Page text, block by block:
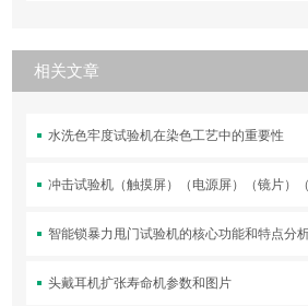
相关文章
水洗色牢度试验机在染色工艺中的重要性
智能锁暴力甩门试验机的核心功能和特点分
头戴耳机扩张寿命机参数和图片